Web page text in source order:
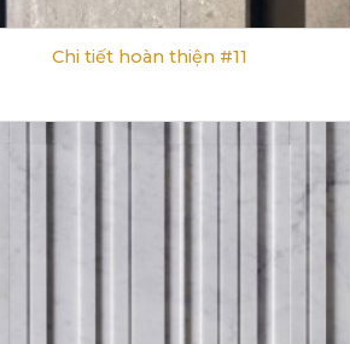
Chi tiết hoàn thiện #11